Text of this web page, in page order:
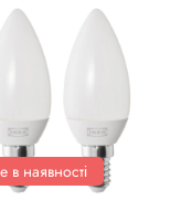
в наявності